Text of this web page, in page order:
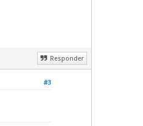
Responder
#3